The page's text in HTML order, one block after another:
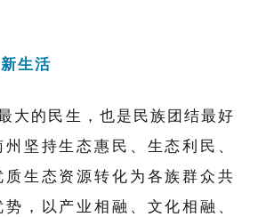
生活
大的民生，也是民族团结最好
坚持生态惠民、生态利民、
生态资源转化为各族群众共
，以产业相融、文化相融、